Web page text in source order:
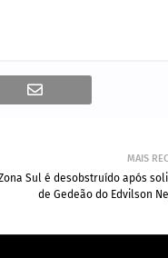
MAIS
Sul é desobstruído após
de Gedeão do Edvilson